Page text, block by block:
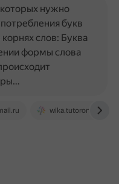
wika.tutoronline.ru
нужно
букв
слов: Буква
формы слова